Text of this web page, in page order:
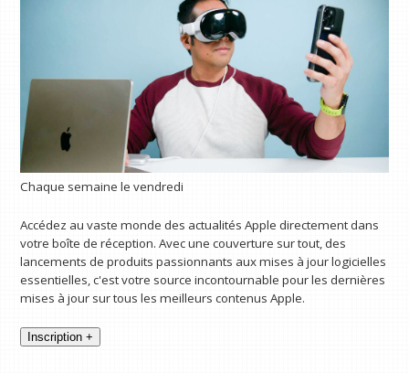
Chaque semaine le vendredi
Accédez au vaste monde des actualités Apple directement dans
votre boîte de réception. Avec une couverture sur tout, des
lancements de produits passionnants aux mises à jour logicielles
essentielles, c'est votre source incontournable pour les dernières
mises à jour sur tous les meilleurs contenus Apple.
Inscription +